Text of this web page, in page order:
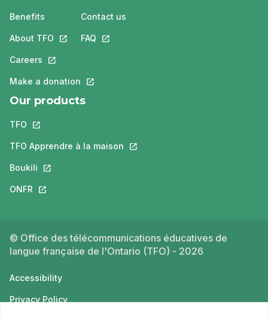
Benefits
About TFO This link will open in a new tab.
Careers This link will open in a new tab.
Make a donation This link will open in a new tab.
Contact us
FAQ This link will open in a new tab.
Our products
TFO This link will open in a new tab.
TFO Apprendre à la maison This link will open in a new tab.
Boukili This link will open in a new tab.
ONFR This link will open in a new tab.
© Office des télécommunications éducatives de
langue française de l'Ontario (TFO) - 2026
Accessibility
Privacy Policy